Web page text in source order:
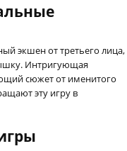
экшен от третьего лица,
Интригующая
сюжет от именитого
эту игру в